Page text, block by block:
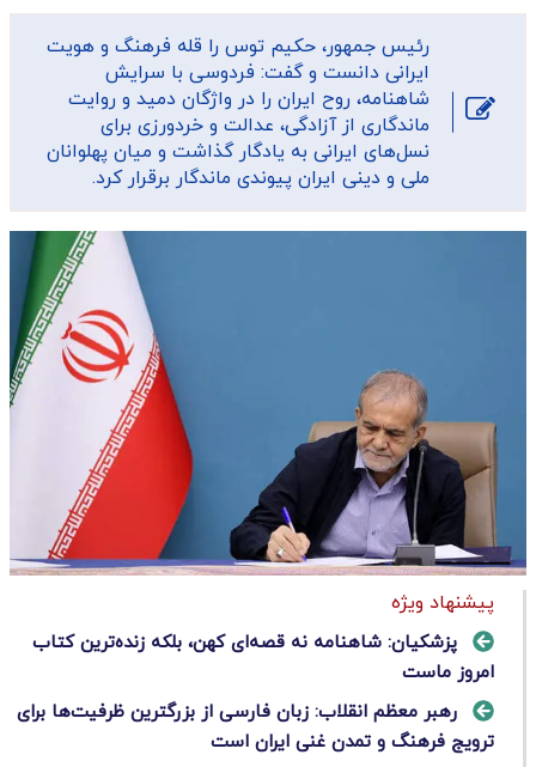
رئیس جمهور، حکیم توس را قله فرهنگ و هویت
ایرانی دانست و گفت: فردوسی با سرایش
شاهنامه، روح ایران را در واژگان دمید و روایت
ماندگاری از آزادگی، عدالت و خردورزی برای
نسل‌های ایرانی به یادگار گذاشت و میان پهلوانان
ملی و دینی ایران پیوندی ماندگار برقرار کرد.
پیشنهاد ویژه
پزشکیان: شاهنامه نه قصه‌ای کهن، بلکه زنده‌ترین کتاب
امروز ماست
رهبر معظم انقلاب: زبان فارسی از بزرگترین ظرفیت‌ها برای
ترویج فرهنگ و تمدن غنی ایران است